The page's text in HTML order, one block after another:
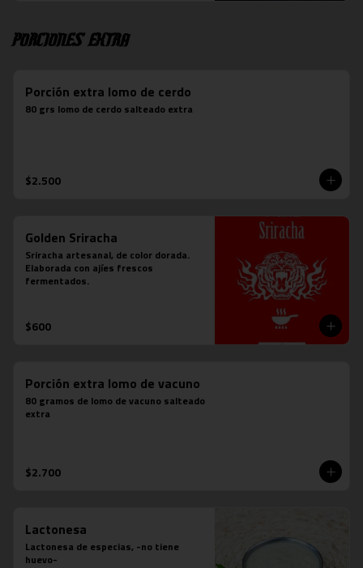
Porciones Extra
Porción extra lomo de cerdo
80 grs lomo de cerdo salteado extra
$2.500
Golden Sriracha
Sriracha artesanal, de color dorada.
Elaborada con ajíes frescos
fermentados.
$600
Porción extra lomo de vacuno
80 gramos de lomo de vacuno salteado
extra
$2.700
Lactonesa
Lactonesa de especias, -no tiene
huevo-